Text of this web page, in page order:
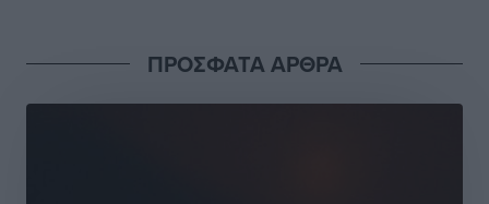
Υγείας πρέπει να φτάνει σε κάθε γωνιά – Ενισχύουμε
ΠΡΟΣΦΑΤΑ ΑΡΘΡΑ